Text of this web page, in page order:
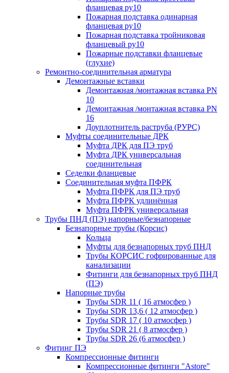
фланцевая ру10
Пожарная подставка одинарная
фланцевая ру10
Пожарная подставка тройниковая
фланцевый ру10
Пожарные подставки фланцевые
(глухие)
Ремонтно-соединительная арматура
Демонтажные вставки
Демонтажная /монтажная вставка PN
10
Демонтажная /монтажная вставка PN
16
Доуплотнитель раструба (РУРС)
Муфты соединительные ДРК
Муфта ДРК для ПЭ труб
Муфта ДРК универсальная
соединительная
Седелки фланцевые
Соединительная муфта ПФРК
Муфта ПФРК для ПЭ труб
Муфта ПФРК удлинённая
Муфта ПФРК универсальная
Трубы ПНД (ПЭ) напорные/безнапорные
Безнапорные трубы (Корсис)
Кольца
Муфты для безнапорных труб ПНД
Трубы КОРСИС гофрированные для
канализации
Фитинги для безнапорных труб ПНД
(ПЭ)
Напорные трубы
Трубы SDR 11 ( 16 атмосфер )
Трубы SDR 13,6 ( 12 атмосфер )
Трубы SDR 17 ( 10 атмосфер )
Трубы SDR 21 ( 8 атмосфер )
Трубы SDR 26 (6 атмосфер )
Фитинг ПЭ
Компрессионные фитинги
Компрессионные фитинги "Astore"